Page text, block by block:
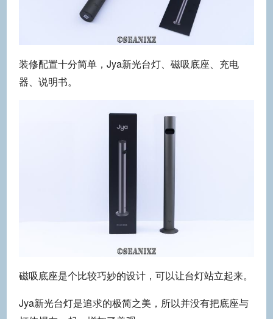
装修配置十分简单，Jya新光台灯、磁吸底座、充电
器、说明书。
磁吸底座是个比较巧妙的设计，可以让台灯站立起来。
Jya新光台灯是追求的极简之美，所以并没有把底座与